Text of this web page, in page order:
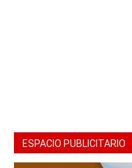
ESPACIO PUBLICITARIO